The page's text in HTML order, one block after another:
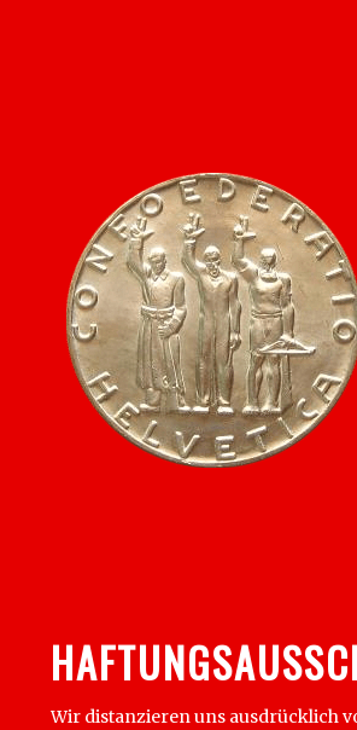
Wir distanzieren uns ausdrücklich